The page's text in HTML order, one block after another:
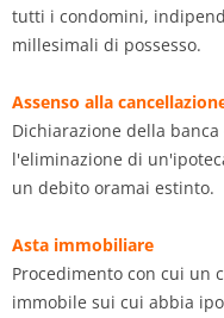
tutti i condomini,
millesimali di possesso.
Assenso alla
Dichiarazione della
l'eliminazione di
un debito oramai estinto.
Asta immobiliare
Procedimento con cui un
immobile sui cui abbia